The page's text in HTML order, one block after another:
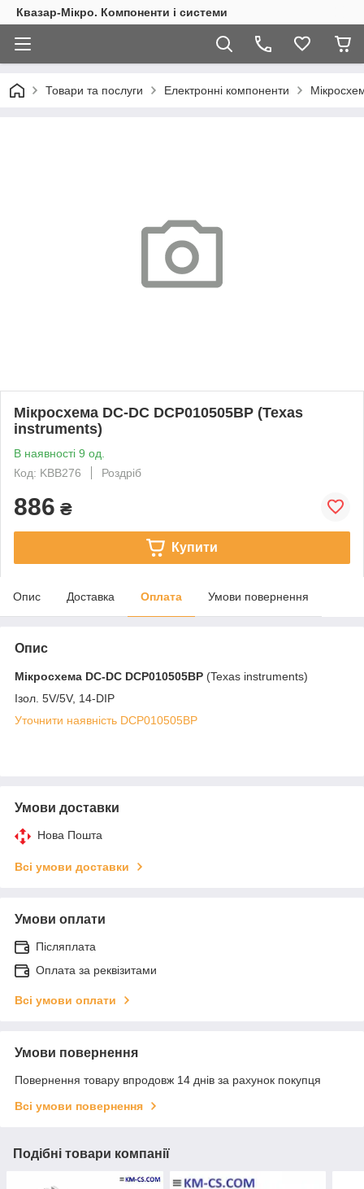
Квазар-Мікро. Компоненти і системи
Товари та послуги Електронні компоненти
Мікросхема DC-DC DCP010505BP (Texas
instruments)
В наявності 9 од.
Код: KBB276
Роздріб
886 ₴
Купити
Опис Доставка Оплата Умови повернення
Опис
Мікросхема DC-DC DCP010505BP (Texas instruments)
Ізол. 5V/5V, 14-DIP
Уточнити наявність DCP010505BP
Умови доставки
Нова Пошта
Всі умови доставки
Умови оплати
Післяплата
Оплата за реквізитами
Всі умови оплати
Умови повернення
Повернення товару впродовж 14 днів за рахунок покупця
Всі умови повернення
Подібні товари компанії